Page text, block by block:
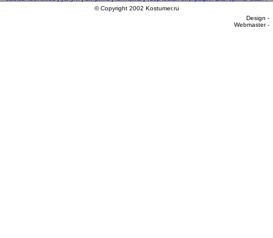
© Copyright 2002 Kostumer.ru
Design -
Webmaster -